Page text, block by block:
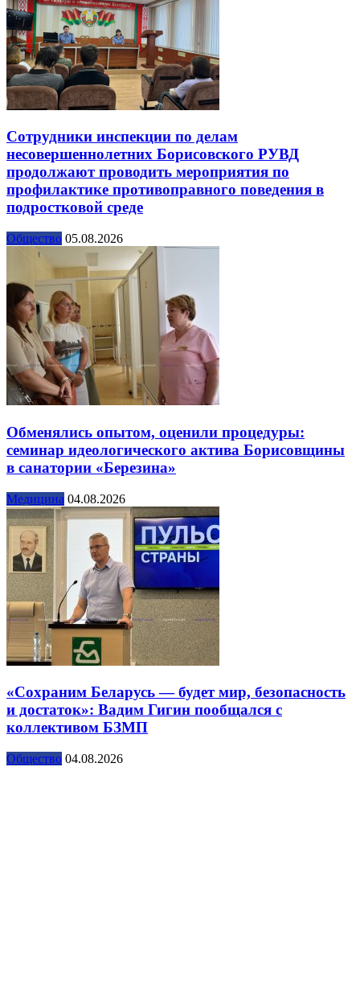
Сотрудники инспекции по делам
несовершеннолетних Борисовского РУВД
продолжают проводить мероприятия по
профилактике противоправного поведения в
подростковой среде
Общество 05.08.2026
Обменялись опытом, оценили процедуры:
семинар идеологического актива Борисовщины
в санатории «Березина»
Медицина 04.08.2026
«Сохраним Беларусь — будет мир, безопасность
и достаток»: Вадим Гигин пообщался с
коллективом БЗМП
Общество 04.08.2026